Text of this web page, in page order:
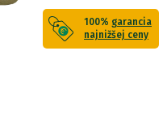
100% garancia
najnižšej ceny